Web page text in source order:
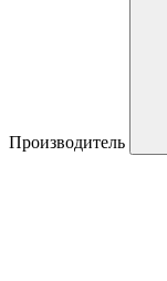
Производитель